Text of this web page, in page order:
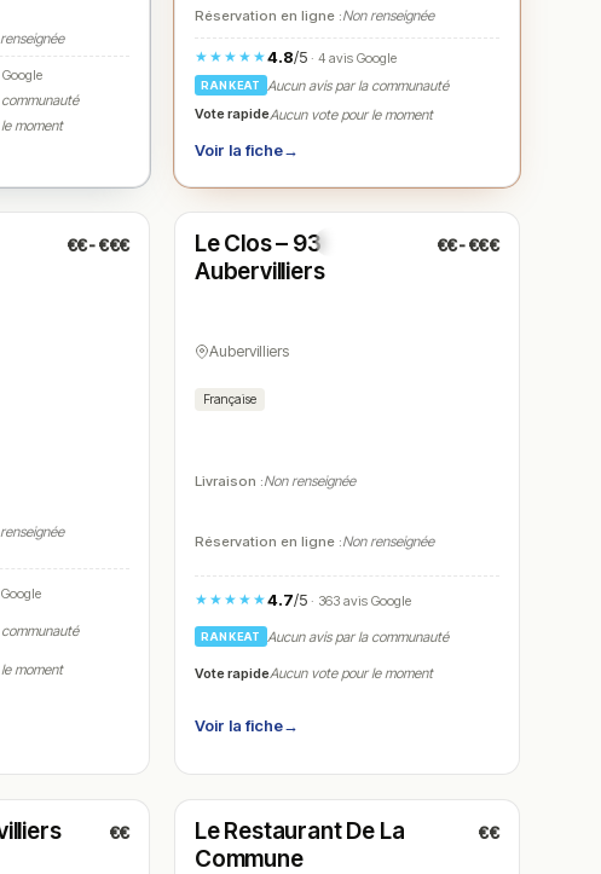
moment
Réservation en ligne :Non renseignée
★★★★★4.8/5 · 4 avis Google
RANKEAT
Aucun avis par la communauté
Vote rapideAucun vote pour le moment
Voir la fiche→
€€-€€€
moment
N° 5
Ouvert(07:00 – 23:00)
Le Clos – 93
Aubervilliers
€€-€€€
Aubervilliers
Française
Livraison :Non renseignée
Réservation en ligne :Non renseignée
★★★★★4.7/5 · 363 avis Google
RANKEAT Aucun avis par la communauté
Vote rapideAucun vote pour le moment
Voir la fiche→
€€ N° 8
Ouvert(12:00 – 14:30)
Le Restaurant De La
Commune
€€